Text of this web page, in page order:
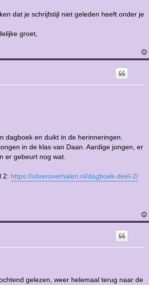
dat je schrijfstijl niet geleden heeft onder je
groet,
dagboek en duikt in de herinneringen.
in de klas van Daan. Aardige jongen, er
er gebeurt nog wat.
2: https://oliversverhalen.nl/dagboek-deel-2/
gelezen, weer helemaal terug naar de